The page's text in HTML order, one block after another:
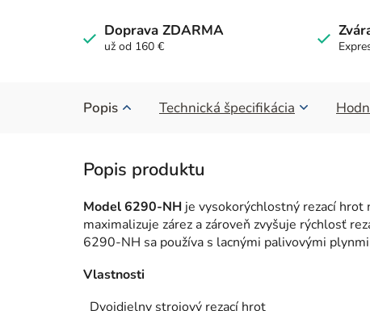
Doprava ZDARMA
už od 160 €
Popis Technická špecifikácia
Model 6290-NH je vysokorýchlostný rezací
maximalizuje zárez a zároveň zvyšuje rýchlosť
6290-NH sa používa s lacnými palivovými
Vlastnosti
Dvojdielny strojový rezací hrot